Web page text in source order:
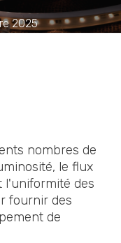
2025
nombres de
le flux
l'uniformité des
fournir des
de